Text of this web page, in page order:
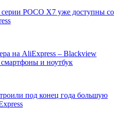
POCO X7 уже доступны со
на AliExpress – Blackview
и ноутбук
под конец года большую